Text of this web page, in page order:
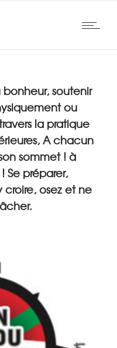
soutenir
ou
la pratique
A chacun
sommet ! à
Se préparer,
croire, osez et ne